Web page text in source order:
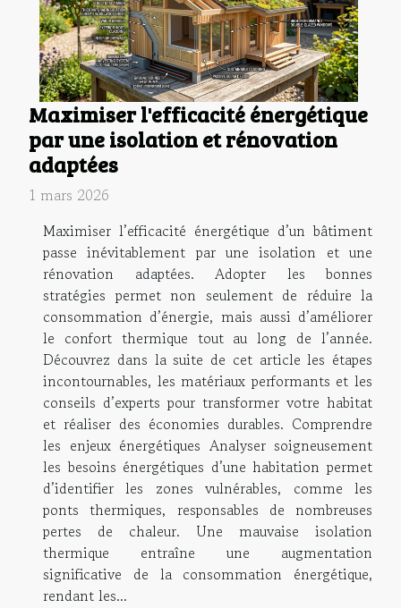
Maximiser l'efficacité énergétique
par une isolation et rénovation
adaptées
1 mars 2026
Maximiser l’efficacité énergétique d’un bâtiment
passe inévitablement par une isolation et une
rénovation adaptées. Adopter les bonnes
stratégies permet non seulement de réduire la
consommation d’énergie, mais aussi d’améliorer
le confort thermique tout au long de l’année.
Découvrez dans la suite de cet article les étapes
incontournables, les matériaux performants et les
conseils d’experts pour transformer votre habitat
et réaliser des économies durables. Comprendre
les enjeux énergétiques Analyser soigneusement
les besoins énergétiques d’une habitation permet
d’identifier les zones vulnérables, comme les
ponts thermiques, responsables de nombreuses
pertes de chaleur. Une mauvaise isolation
thermique entraîne une augmentation
significative de la consommation énergétique,
rendant les...